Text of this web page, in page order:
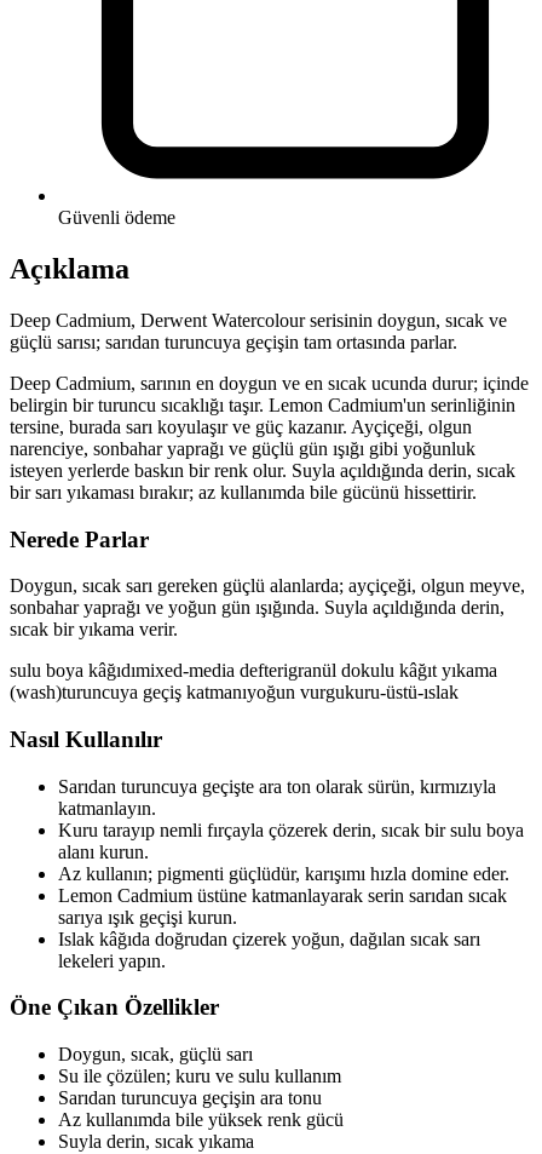
Güvenli ödeme
Açıklama
Deep Cadmium, Derwent Watercolour serisinin doygun, sıcak ve
güçlü sarısı; sarıdan turuncuya geçişin tam ortasında parlar.
Deep Cadmium, sarının en doygun ve en sıcak ucunda durur; içinde
belirgin bir turuncu sıcaklığı taşır. Lemon Cadmium'un serinliğinin
tersine, burada sarı koyulaşır ve güç kazanır. Ayçiçeği, olgun
narenciye, sonbahar yaprağı ve güçlü gün ışığı gibi yoğunluk
isteyen yerlerde baskın bir renk olur. Suyla açıldığında derin, sıcak
bir sarı yıkaması bırakır; az kullanımda bile gücünü hissettirir.
Nerede Parlar
Doygun, sıcak sarı gereken güçlü alanlarda; ayçiçeği, olgun meyve,
sonbahar yaprağı ve yoğun gün ışığında. Suyla açıldığında derin,
sıcak bir yıkama verir.
sulu boya kâğıdımixed-media defterigranül dokulu kâğıt yıkama
(wash)turuncuya geçiş katmanıyoğun vurgukuru-üstü-ıslak
Nasıl Kullanılır
Sarıdan turuncuya geçişte ara ton olarak sürün, kırmızıyla
katmanlayın.
Kuru tarayıp nemli fırçayla çözerek derin, sıcak bir sulu boya
alanı kurun.
Az kullanın; pigmenti güçlüdür, karışımı hızla domine eder.
Lemon Cadmium üstüne katmanlayarak serin sarıdan sıcak
sarıya ışık geçişi kurun.
Islak kâğıda doğrudan çizerek yoğun, dağılan sıcak sarı
lekeleri yapın.
Öne Çıkan Özellikler
Doygun, sıcak, güçlü sarı
Su ile çözülen; kuru ve sulu kullanım
Sarıdan turuncuya geçişin ara tonu
Az kullanımda bile yüksek renk gücü
Suyla derin, sıcak yıkama